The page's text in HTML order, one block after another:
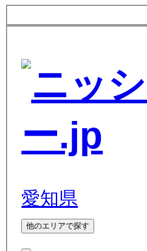
愛知県
他のエリアで探す